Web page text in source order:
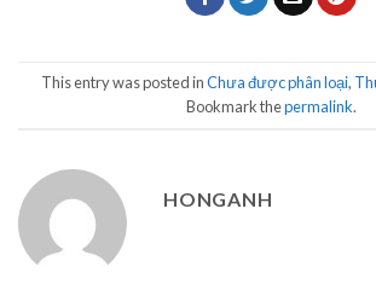
This entry was posted inChưa được phân loại,
Bookmark thepermalink.
HONGANH